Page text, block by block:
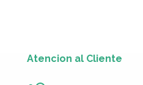
Atencion al Cliente